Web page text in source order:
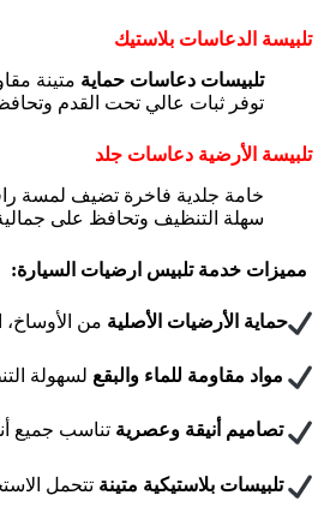
تلبيسة الدعاسات بلاستيك
تلبيسات دعاسات حماية متينة
توفر ثبات عالي تحت القدم
تلبيسة الأرضية دعاسات جلد
خامة جلدية فاخرة تضيف لمسة
سهلة التنظيف وتحافظ على جمالية
مميزات خدمة تلبيس ارضيات السيارة:
حماية الأرضيات الأصلية من الأوساخ،
مواد مقاومة للماء والبقع لسهولة
تصاميم أنيقة وعصرية تناسب جميع
تلبيسات بلاستيكية متينة تتحمل